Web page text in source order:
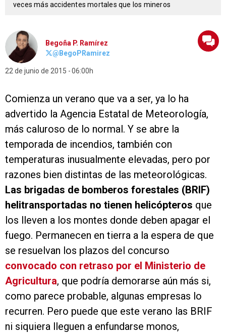
veces más accidentes mortales que los mineros
Begoña P. Ramírez
@BegoPRamirez
22 de junio de 2015 06:00h
Comienza un verano que va a ser, ya lo ha
advertido la Agencia Estatal de Meteorología,
más caluroso de lo normal. Y se abre la
temporada de incendios, también con
temperaturas inusualmente elevadas, pero por
razones bien distintas de las meteorológicas.
Las brigadas de bomberos forestales (BRIF)
helitransportadas no tienen helicópteros que
los lleven a los montes donde deben apagar el
fuego. Permanecen en tierra a la espera de que
se resuelvan los plazos del concurso
convocado con retraso por el Ministerio de
Agricultura, que podría demorarse aún más si,
como parece probable, algunas empresas lo
recurren. Pero puede que este verano las BRIF
ni siquiera lleguen a enfundarse monos,